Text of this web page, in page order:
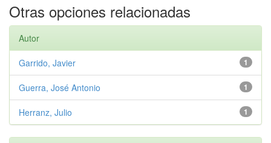
Otras opciones relacionadas
Autor
1
Garrido, Javier
1
Guerra, José Antonio
1
Herranz, Julio